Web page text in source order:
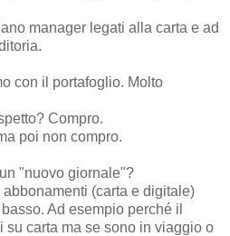
manager legati alla carta e ad
con il portafoglio. Molto
Compro.
poi non compro.
"nuovo giornale"?
abbonamenti (carta e digitale)
Ad esempio perché il
carta ma se sono in viaggio o